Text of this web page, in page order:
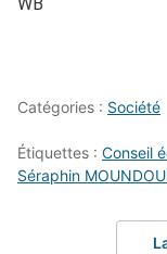
Catégories : Société
Étiquettes : Conseil
Séraphin